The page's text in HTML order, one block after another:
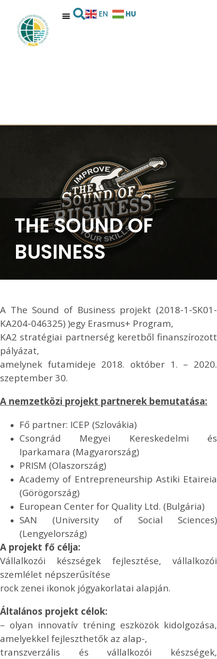
EN HU
THE SOUND OF
BUSINESS
A The Sound of Business projekt (2018-1-SK01-
KA204-046325) )egy Erasmus+ Program,
KA2 stratégiai partnerség keretből finanszírozott
pályázat,
amelynek futamideje 2018. október 1. – 2020.
szeptember 30.
A nemzetközi projekt partnerek bemutatása:
Fő partner: ICEP (Szlovákia)
Csongrád Megyei Kereskedelmi és
Iparkamara (Magyarország)
PRISM (Olaszország)
Academy of Entrepreneurship Astiki Etaireia
(Görögország)
European Center for Quality Ltd. (Bulgária)
SAN (University of Social Sciences)
(Lengyelország)
A projekt fő célja:
Vállalkozói készségek fejlesztése, vállalkozói
szemlélet népszerűsítése
rock zenei ikonok jógyakorlatai alapján.
Általános projekt célok:
– olyan innovatív tréning eszközök kidolgozása,
amelyekkel fejleszthetők az alap-,
transzverzális és vállalkozói készségek,